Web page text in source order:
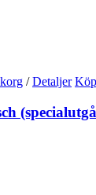
/ Detaljer